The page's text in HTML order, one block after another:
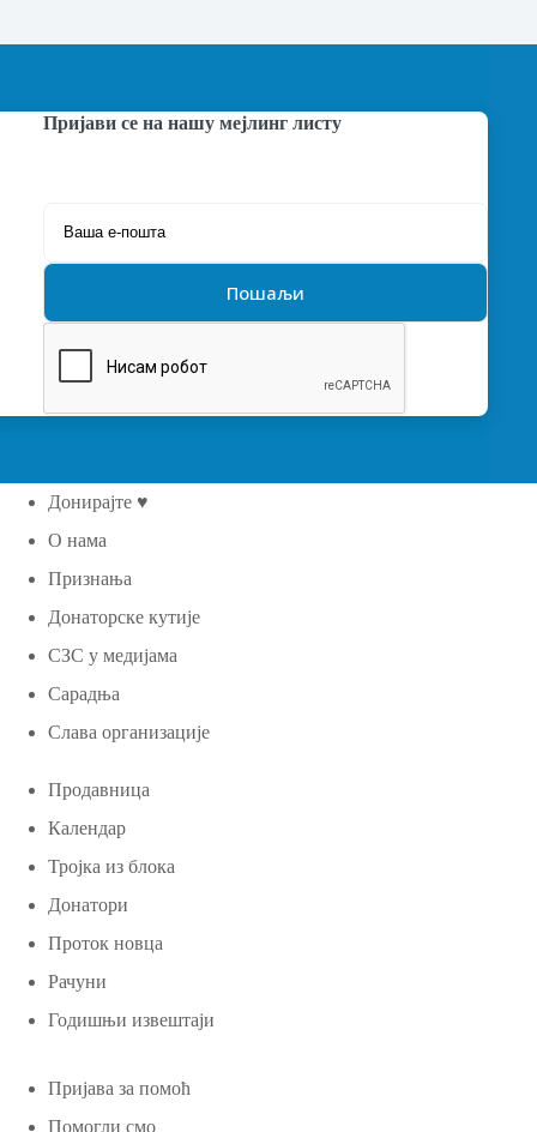
Пријави се на нашу мејлинг листу
Донирајте ♥
О нама
Признања
Донаторске кутије
СЗС у медијама
Сарадња
Слава организације
Продавница
Календар
Тројка из блока
Донатори
Проток новца
Рачуни
Годишњи извештаји
Пријава за помоћ
Помогли смо